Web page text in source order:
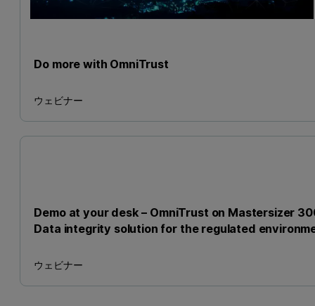
Do more with OmniTrust
ウェビナー
Demo at your desk – OmniTrust on Mastersizer
Data integrity solution for the regulated
ウェビナー